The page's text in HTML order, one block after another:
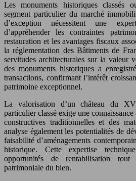
Les monuments historiques classés
segment particulier du marché
d’exception nécessitent une
d’appréhender les contraintes
restauration et les avantages fiscaux
la réglementation des Bâtiments de
servitudes architecturales sur la valeur
des monuments historiques a
transactions, confirmant l’intérêt
patrimoine exceptionnel.
La valorisation d’un château du
particulier classé exige une
constructives traditionnelles et des
analyse également les potentialités de
faisabilité d’aménagements
historique. Cette expertise
opportunités de rentabilisation tout
patrimoniale du bien.